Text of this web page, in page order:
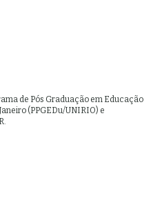
de Pós Graduação em Educação
(PPGEDu/UNIRIO) e